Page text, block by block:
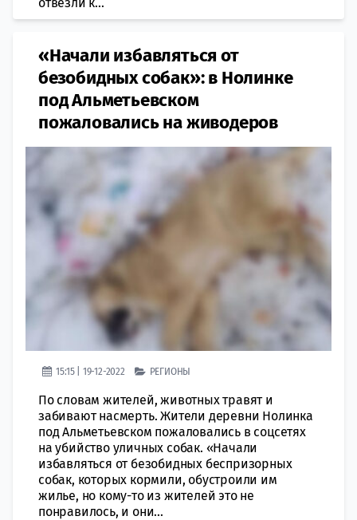
«Начали избавляться от
безобидных собак»: в Нолинке
под Альметьевском
пожаловались на живодеров
15:15 | 19-12-2022 РЕГИОНЫ
По словам жителей, животных травят и
забивают насмерть. Жители деревни Нолинка
под Альметьевском пожаловались в соцсетях
на убийство уличных собак. «Начали
избавляться от безобидных беспризорных
собак, которых кормили, обустроили им
жилье, но кому-то из жителей это не
понравилось, и они...